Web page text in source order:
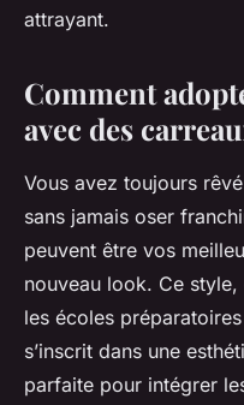
attrayant.
Comment
avec des
Vous avez toujours
sans jamais oser
peuvent être vos
nouveau look. Ce
les écoles
s’inscrit dans une
parfaite pour intégrer